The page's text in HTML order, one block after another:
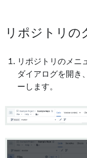
リポジトリの
リポジトリのメニ
ダイアログを開き
ーします。